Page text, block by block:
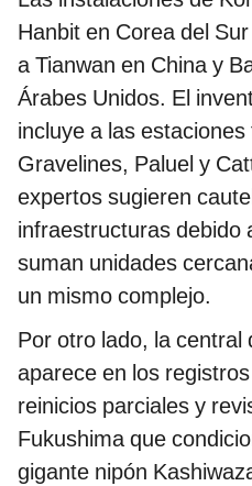
Hanbit en Corea del
a Tianwan en China y
Árabes Unidos. El
incluye a las
Gravelines, Paluel y
expertos sugieren
infraestructuras debido
suman unidades
un mismo complejo.
Por otro lado, la central
aparece en los
reinicios parciales y
Fukushima que
gigante nipón